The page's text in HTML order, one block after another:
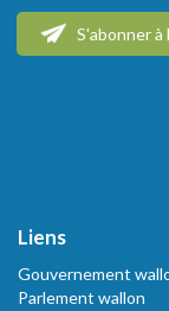
S'abonner
Liens
Gouvernement
Parlement wallon